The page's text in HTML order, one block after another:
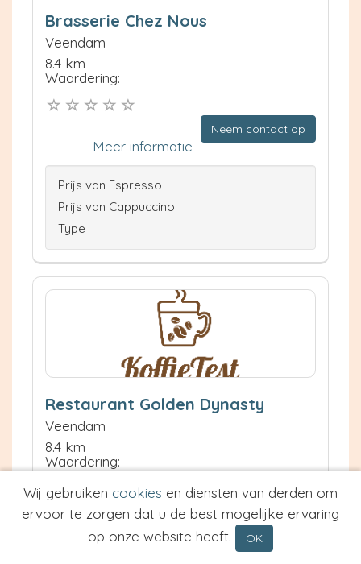
Brasserie Chez Nous
Veendam
8.4 km
Waardering:
Neem contact op
Meer informatie
Prijs van Espresso
Prijs van Cappuccino
Type
Restaurant Golden Dynasty
Veendam
8.4 km
Waardering:
Neem contact op
Meer informatie
Wij gebruiken cookies en diensten van derden om
ervoor te zorgen dat u de best mogelijke ervaring
op onze website heeft.
OK